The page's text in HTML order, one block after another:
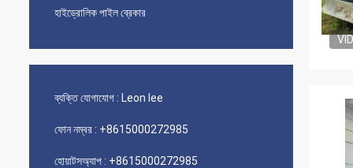
হাইড্রোলিক পাইল ব্রেকার
ব্যক্তি যোগাযোগ : Leon lee
ফোন নম্বর : +8615000272985
হোয়াটসঅ্যাপ : +8615000272985